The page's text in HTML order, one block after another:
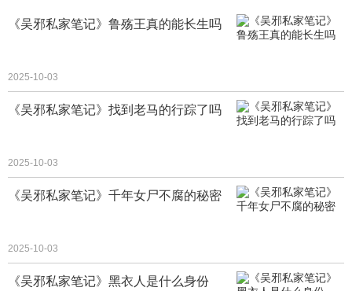
《吴邪私家笔记》鲁殇王真的能长生吗
2025-10-03
《吴邪私家笔记》找到老马的行踪了吗
2025-10-03
《吴邪私家笔记》千年女尸不腐的秘密
2025-10-03
《吴邪私家笔记》黑衣人是什么身份